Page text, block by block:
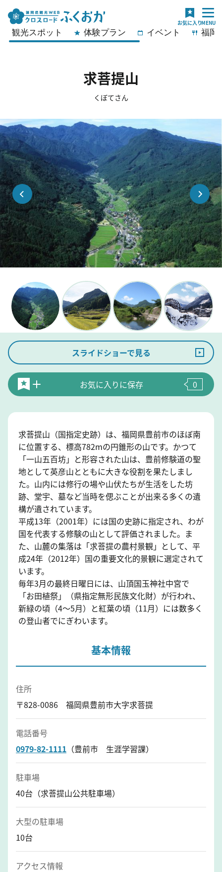
観光スポット 体験プラン イベント 福岡
求菩提山
くぼてさん
スライドショーで見る
お気に入りに保存 0
求菩提山（国指定史跡）は、福岡県豊前市のほぼ南
に位置する、標高782mの円錐形の山です。かつて
「一山五百坊」と形容された山は、豊前修験道の聖
地として英彦山とともに大きな役割を果たしまし
た。山内には修行の場や山伏たちが生活をした坊
跡、堂宇、墓など当時を偲ぶことが出来る多くの遺
構が遺されています。
平成13年（2001年）には国の史跡に指定され、わが
国を代表する修験の山として評価されました。ま
た、山麓の集落は「求菩提の農村景観」として、平
成24年（2012年）国の重要文化的景観に選定されて
います。
毎年3月の最終日曜日には、山頂国玉神社中宮で
「お田植祭」（県指定無形民族文化財）が行われ、
新緑の頃（4～5月）と紅葉の頃（11月）には数多く
の登山者でにぎわいます。
基本情報
住所
〒828-0086 福岡県豊前市大字求菩提
電話番号
0979-82-1111 （豊前市 生涯学習課）
駐車場
40台（求菩提山公共駐車場）
大型の駐車場
10台
アクセス情報